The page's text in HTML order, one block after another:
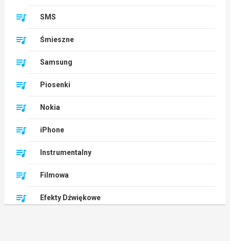
SMS
Śmieszne
Samsung
Piosenki
Nokia
iPhone
Instrumentalny
Filmowa
Efekty Dźwiękowe